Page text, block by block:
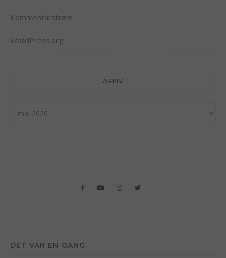
Kommentarstrøm
WordPress.org
ARKIV
DET VAR EN GANG.